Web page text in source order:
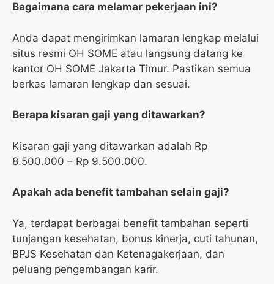
Bagaimana cara melamar pekerjaan ini?
Anda dapat mengirimkan lamaran lengkap melalui
situs resmi OH SOME atau langsung datang ke
kantor OH SOME Jakarta Timur. Pastikan semua
berkas lamaran lengkap dan sesuai.
Berapa kisaran gaji yang ditawarkan?
Kisaran gaji yang ditawarkan adalah Rp
8.500.000 – Rp 9.500.000.
Apakah ada benefit tambahan selain gaji?
Ya, terdapat berbagai benefit tambahan seperti
tunjangan kesehatan, bonus kinerja, cuti tahunan,
BPJS Kesehatan dan Ketenagakerjaan, dan
peluang pengembangan karir.